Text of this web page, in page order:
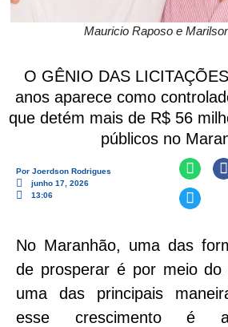
Mauricio Raposo e
O GÊNIO DAS
anos aparece como
que detém mais de R$ 56
públicos no
Por Joerdson Rodrigues
junho 17, 2026
13:06
No Maranhão, uma das
de prosperar é por meio do
uma das principais
esse crescimento é